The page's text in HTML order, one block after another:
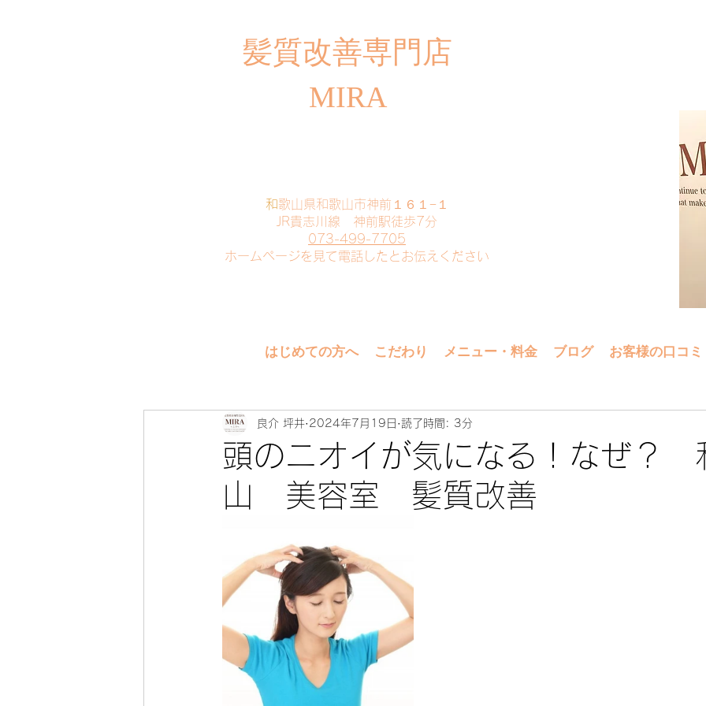
​髪質改善専門店
MIRA
​和歌山県和歌山市神前１６１−１
JR貴志川線 神前駅徒歩7分
073-499-7705
​ホームページを見て電話したとお伝えください
はじめての方へ こだわり メニュー・料金 ブログ お客様の口コミ
頭のニオイが気になる！なぜ？
山 美容室 髪質改善
良介 坪井 2024年7月19日 読了時間: 3分